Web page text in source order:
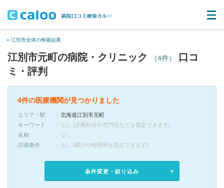
« 江別市全体の検索結果
江別市元町の病院・クリニック （4件）
口コ
ミ・評判
4件の医療機関が見つかりました
エリア・駅
北海道江別市元町
キーワード
なし (診療科目や専門医などを指定できます)
名称
なし
詳細条件
なし (曜日や時間帯を指定できます)
条件変更・絞り込み